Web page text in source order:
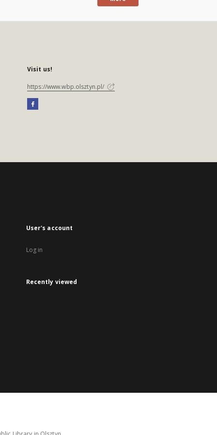
Visit us!
https://www.wbp.olsztyn.pl/
User's account
Log in
Recently viewed